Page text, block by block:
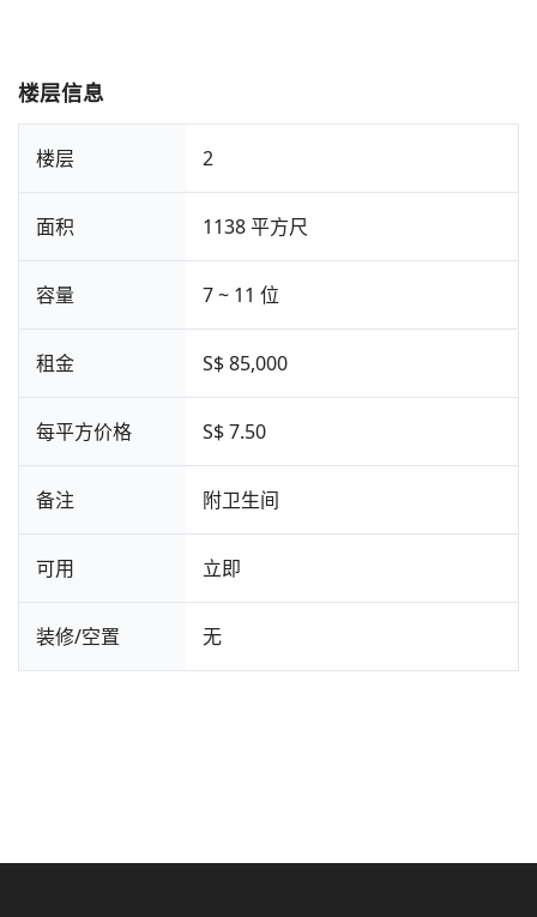
楼层信息
楼层 2
面积 1138 平方尺
容量 7 ~ 11 位
租金 S$ 85,000
每平方价格 S$ 7.50
备注 附卫生间
可用 立即
装修/空置 无